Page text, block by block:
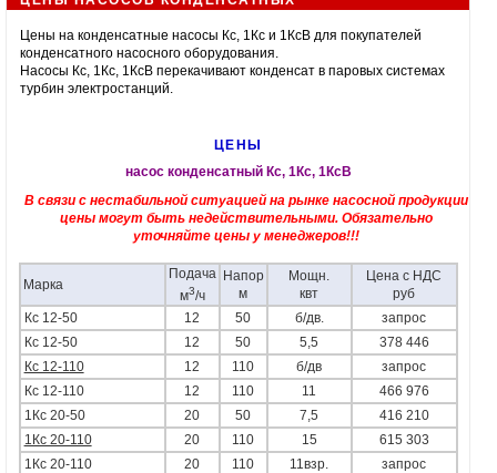
Цены на конденсатные насосы Кс, 1Кс и 1КсВ для покупателей
конденсатного насосного оборудования.
Насосы Кс, 1Кс, 1КсВ перекачивают конденсат в паровых системах
турбин электростанций.
ЦЕНЫ
насос конденсатный Кс, 1Кс, 1КсВ
В связи с нестабильной ситуацией на рынке насосной продукции
цены могут быть недействительными. Обязательно
уточняйте цены у менеджеров!!!
Марка
Подача
м3/ч
Напор
м
Мощн.
квт
Цена с НДС
руб
Кс 12-50
12 50 б/дв.
запрос
Кс 12-50
12 50 5,5
378 446
Кc 12-110
12 110 б/дв
запрос
Кс 12-110
12 110 11
466 976
1Кс 20-50
20 50 7,5
416 210
1Кc 20-110
20 110 15
615 303
1Кс 20-110
20 110 11взр.
запрос